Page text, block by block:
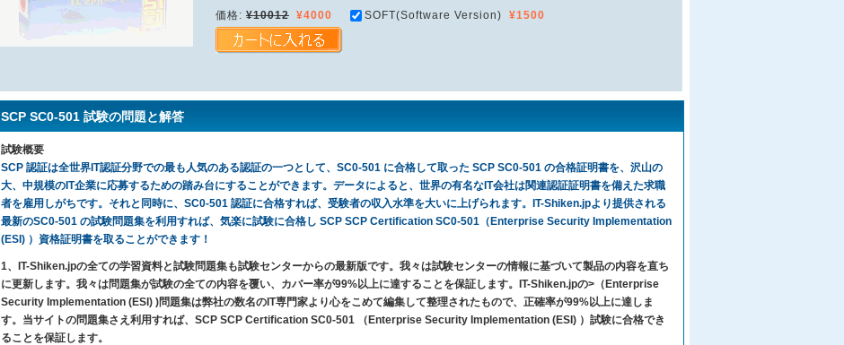
価格: ¥10012 ¥4000 SOFT(Software Version) ¥1500
SCP SC0-501 試験の問題と解答
試験概要
SCP 認証は全世界IT認証分野での最も人気のある認証の一つとして、SC0-501 に合格して取った SCP SC0-501 の合格証明書を、沢山の
大、中規模のIT企業に応募するための踏み台にすることができます。データによると、世界の有名なIT会社は関連認証証明書を備えた求職
者を雇用しがちです。それと同時に、SC0-501 認証に合格すれば、受験者の収入水準を大いに上げられます。IT-Shiken.jpより提供される
最新のSC0-501 の試験問題集を利用すれば、気楽に試験に合格し SCP SCP Certification SC0-501（Enterprise Security Implementation
(ESI) ）資格証明書を取ることができます！
1、IT-Shiken.jpの全ての学習資料と試験問題集も試験センターからの最新版です。我々は試験センターの情報に基づいて製品の内容を直ち
に更新します。我々は問題集が試験の全ての内容を覆い、カバー率が99%以上に達することを保証します。IT-Shiken.jpの>（Enterprise
Security Implementation (ESI) )問題集は弊社の数名のIT専門家より心をこめて編集して整理されたもので、正確率が99%以上に達しま
す。当サイトの問題集さえ利用すれば、SCP SCP Certification SC0-501 （Enterprise Security Implementation (ESI) ）試験に合格でき
ることを保証します。